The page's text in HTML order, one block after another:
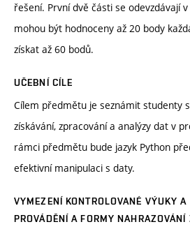
řešení. První dvě části se odevzdávají
mohou být hodnoceny až 20 body
získat až 60 bodů.
UČEBNÍ CÍLE
Cílem předmětu je seznámit studenty
získávání, zpracování a analýzy dat v
rámci předmětu bude jazyk Python
efektivní manipulaci s daty.
VYMEZENÍ KONTROLOVANÉ VÝUKY
PROVÁDĚNÍ A FORMY